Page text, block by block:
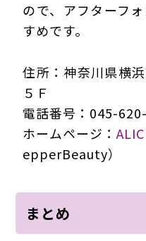
ので、アフターフ
すめです。
住所：神奈川県横
５Ｆ
電話番号：045-
ホームページ：
epperBeauty）
まとめ